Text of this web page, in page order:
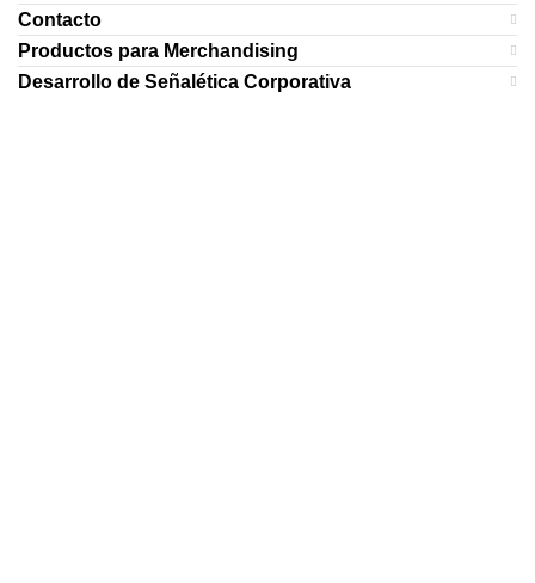
Contacto
Productos para Merchandising
Desarrollo de Señalética Corporativa